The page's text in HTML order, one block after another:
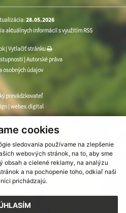
cookies
sledovania používame na zlepšenie
webových stránok, na to, aby sme
obsah a cielené reklamy, na analýzu
a na pochopenie toho, odkiaľ naši
prichádzajú.
28.05.2026
aktuálnych informácií s využitím RSS
| Vytlačiť stránku
Autorské práva
osobných údajov
prevádzkovateľ
webex.digital
systém ECHELON 2
, domény, registrácia domény
webex.digital